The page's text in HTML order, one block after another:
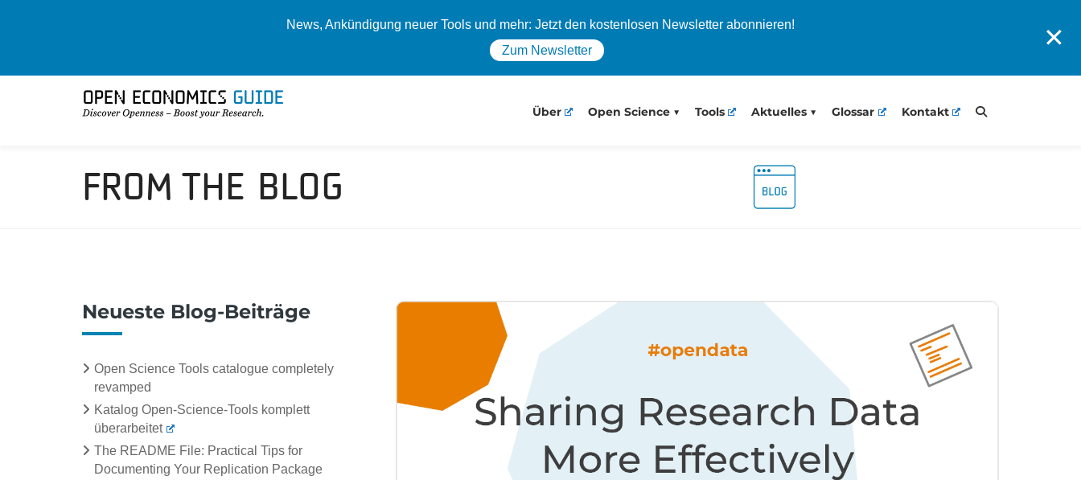
News, Ankündigung neuer Tools und mehr: Jetzt den kostenlosen Newsletter abonnieren!
Zum Newsletter
✕
Über Open Science Tools Aktuelles Glossar Kontakt
From The Blog
Neueste Blog-Beiträge
Open Science Tools catalogue completely
revamped
Katalog Open-Science-Tools komplett
überarbeitet
The README File: Practical Tips for
Documenting Your Replication Package